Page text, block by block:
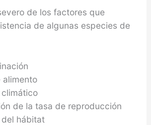
de los factores que
de algunas especies de
alimento
de la tasa de reproducción
hábitat